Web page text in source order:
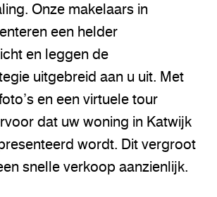
Onze makelaars in
een helder
en leggen de
uitgebreid aan u uit. Met
en een virtuele tour
dat uw woning in Katwijk
wordt. Dit vergroot
snelle verkoop aanzienlijk.